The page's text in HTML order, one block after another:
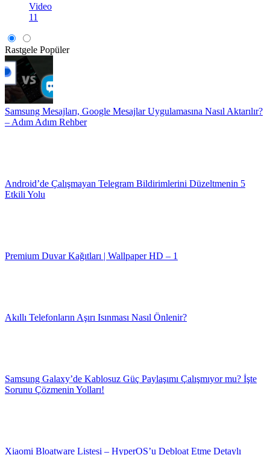
Video
11
Rastgele Popüler
Samsung Mesajları, Google Mesajlar Uygulamasına Nasıl Aktarılır?
– Adım Adım Rehber
Android’de Çalışmayan Telegram Bildirimlerini Düzeltmenin 5
Etkili Yolu
Premium Duvar Kağıtları | Wallpaper HD – 1
Akıllı Telefonların Aşırı Isınması Nasıl Önlenir?
Samsung Galaxy’de Kablosuz Güç Paylaşımı Çalışmıyor mu? İşte
Sorunu Çözmenin Yolları!
Xiaomi Bloatware Listesi – HyperOS’u Debloat Etme Detaylı